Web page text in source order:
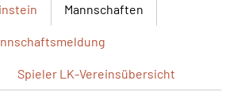
Mannschaften
Spieler LK-Vereinsübersicht